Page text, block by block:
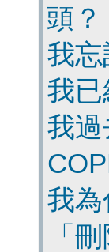
頭？
我忘
我
我
我為
「